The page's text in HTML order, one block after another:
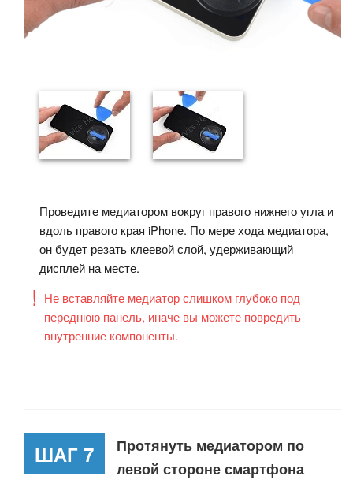
Проведите медиатором вокруг правого нижнего угла и
вдоль правого края iPhone. По мере хода медиатора,
он будет резать клеевой слой, удерживающий
дисплей на месте.
Не вставляйте медиатор слишком глубоко под
переднюю панель, иначе вы можете повредить
внутренние компоненты.
ШАГ 7
Протянуть медиатором по
левой стороне смартфона